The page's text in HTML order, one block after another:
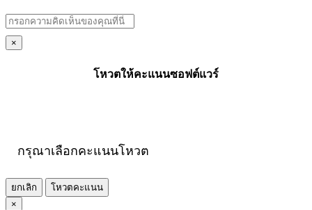
×
โหวตให้คะแนนซอฟต์แวร์
กรุณาเลือกคะแนนโหวต
ยกเลิก
โหวตคะแนน
×